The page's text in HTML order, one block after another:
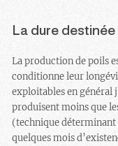
La dure
La production de poils
conditionne leur
exploitables en général
produisent moins que
(technique déterminant
quelques mois